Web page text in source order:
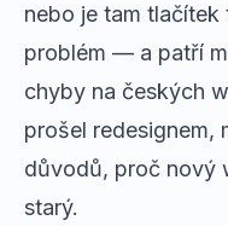
nebo je tam
problém — a patří
chyby na českých
prošel redesignem,
důvodů, proč nový
starý.